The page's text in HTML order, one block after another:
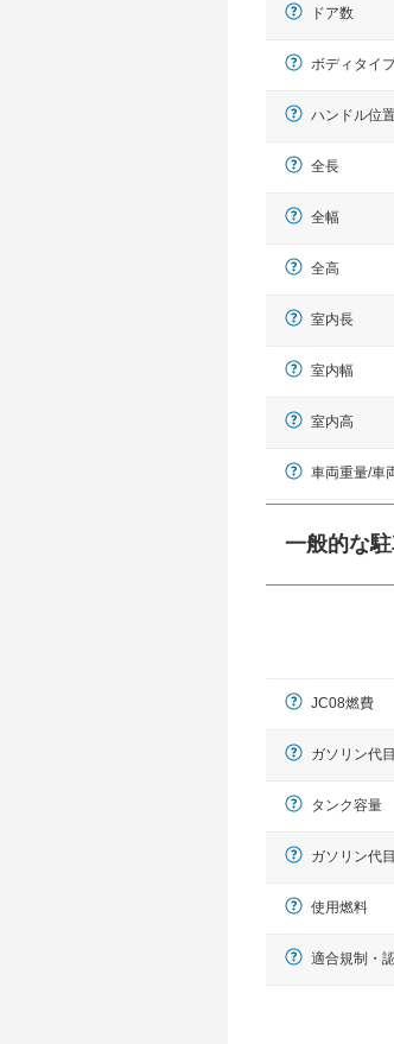
ドア数
ボディタイ
ハンドル位
全長
全幅
全高
室内長
室内幅
室内高
車両重量/車
一般的な
幅 5,000mm
JC08燃費
ガソリン代
タンク容量
ガソリン代
使用燃料
適合規制・